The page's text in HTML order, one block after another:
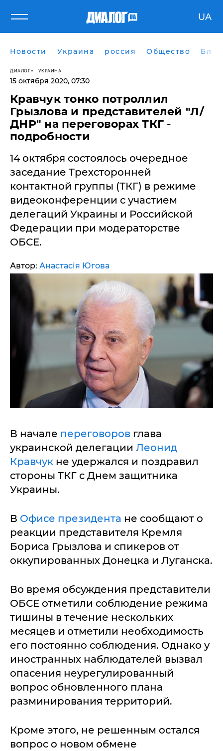
UA
Новости Украина россия Общество
ДИАЛОГ УКРАИНА
15 октября 2020, 07:30
Кравчук тонко потроллил
Грызлова и представителей "Л/
ДНР" на переговорах ТКГ -
подробности
14 октября состоялось очередное
заседание Трехсторонней
контактной группы (ТКГ) в режиме
видеоконференции с участием
делегаций Украины и Российской
Федерации при модераторстве
ОБСЕ.
Автор: Анастасія Югова
В начале переговоров глава
украинской делегации Леонид
Кравчук не удержался и поздравил
стороны ТКГ с Днем защитника
Украины.
В Офисе президента не сообщают о
реакции представителя Кремля
Бориса Грызлова и спикеров от
оккупированных Донецка и Луганска.
Во время обсуждения представители
ОБСЕ отметили соблюдение режима
тишины в течение нескольких
месяцев и отметили необходимость
его постоянно соблюдения. Однако у
иностранных наблюдателей вызвал
опасения неурегулированный
вопрос обновленного плана
разминирования территорий.
Кроме этого, не решенным остался
вопрос о новом обмене